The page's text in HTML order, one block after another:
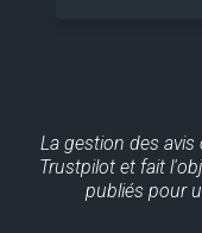
La gestion des
Trustpilot et fait
publiés pour